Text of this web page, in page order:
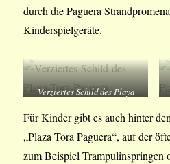
durch die Paguera
Kinderspielgeräte.
Verziertes Schild des Playa
Für Kinder gibt es auch hinter
„Plaza Tora Paguera“, auf der
zum Beispiel Trampulinspringen